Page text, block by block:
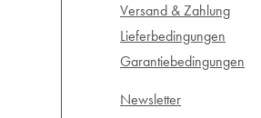
Versand & Zahlung
Lieferbedingungen
Garantiebedingungen
Newsletter